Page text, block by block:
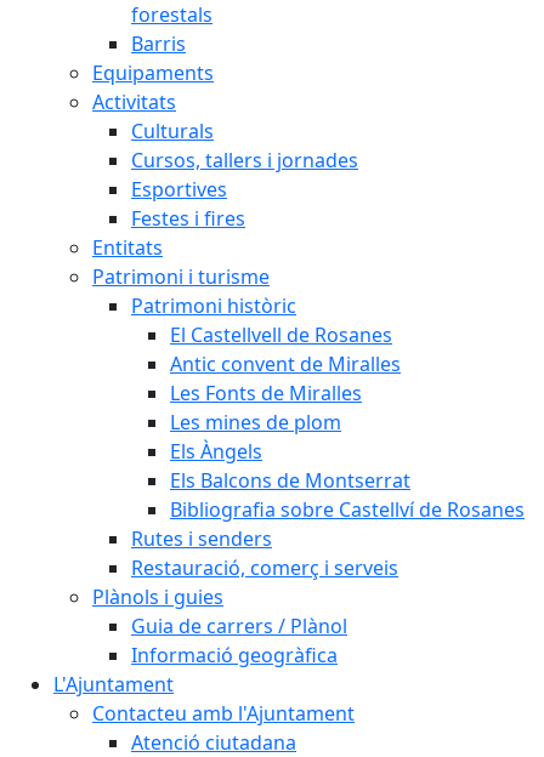
forestals
Barris
Equipaments
Activitats
Culturals
Cursos, tallers i jornades
Esportives
Festes i fires
Entitats
Patrimoni i turisme
Patrimoni històric
El Castellvell de Rosanes
Antic convent de Miralles
Les Fonts de Miralles
Les mines de plom
Els Àngels
Els Balcons de Montserrat
Bibliografia sobre Castellví de Rosanes
Rutes i senders
Restauració, comerç i serveis
Plànols i guies
Guia de carrers / Plànol
Informació geogràfica
L'Ajuntament
Contacteu amb l'Ajuntament
Atenció ciutadana